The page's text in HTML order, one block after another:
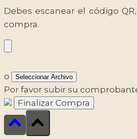
Debes escanear el código
compra.
o Seleccionar Archivo
Por favor subir su